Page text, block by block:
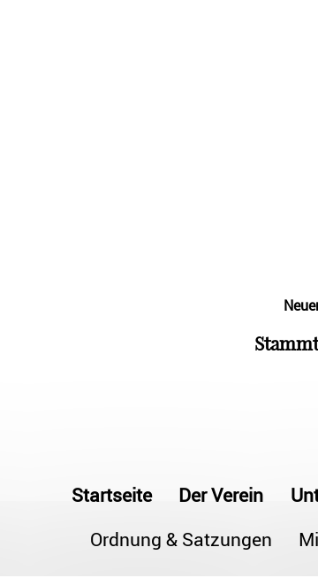
Startseite Der Verein
Ordnung & Satzungen